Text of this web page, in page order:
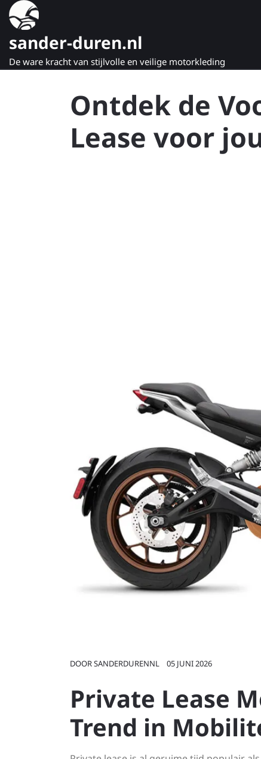
Naar
de
gaansander-duren.nl
De ware kracht van stijlvolle en veilige motorkleding
Ontdek de
Lease voor
DOORSANDERDURENNL 05 JUNI 2026
Private Lease
Trend in